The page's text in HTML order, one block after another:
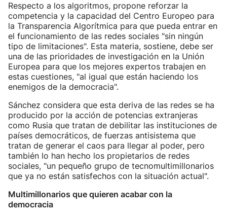
Respecto a los algoritmos, propone reforzar la
competencia y la capacidad del Centro Europeo para
la Transparencia Algorítmica para que pueda entrar en
el funcionamiento de las redes sociales "sin ningún
tipo de limitaciones". Esta materia, sostiene, debe ser
una de las prioridades de investigación en la Unión
Europea para que los mejores expertos trabajen en
estas cuestiones, "al igual que están haciendo los
enemigos de la democracia".
Sánchez considera que esta deriva de las redes se ha
producido por la acción de potencias extranjeras
como Rusia que tratan de debilitar las instituciones de
países democráticos, de fuerzas antisistema que
tratan de generar el caos para llegar al poder, pero
también lo han hecho los propietarios de redes
sociales, "un pequeño grupo de tecnomultimillonarios
que ya no están satisfechos con la situación actual".
Multimillonarios que quieren acabar con la
democracia